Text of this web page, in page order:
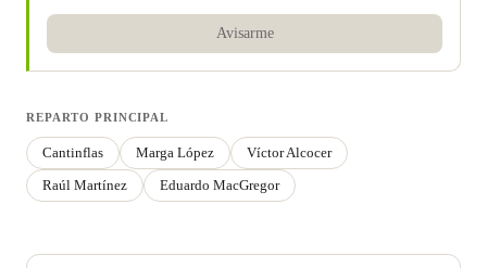
Avisarme
REPARTO PRINCIPAL
Cantinflas Marga López
Víctor Alcocer
Raúl Martínez
Eduardo MacGregor